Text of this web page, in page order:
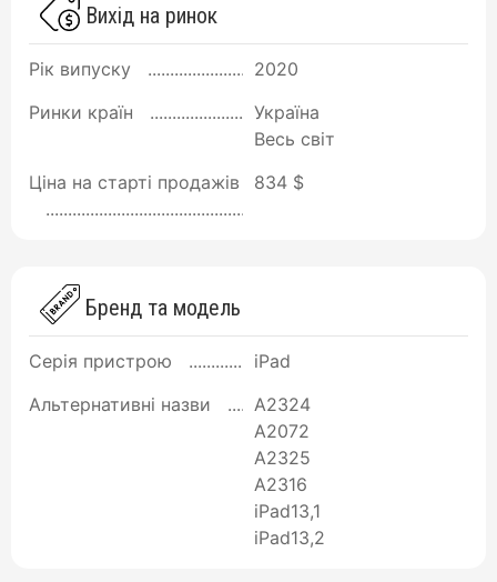
Вихід на ринок
Рік випуску
2020
Ринки країн
Україна
Весь світ
Ціна на старті продажів
834 $
Бренд та модель
Серія пристрою
iPad
Альтернативні назви
A2324
A2072
A2325
A2316
iPad13,1
iPad13,2